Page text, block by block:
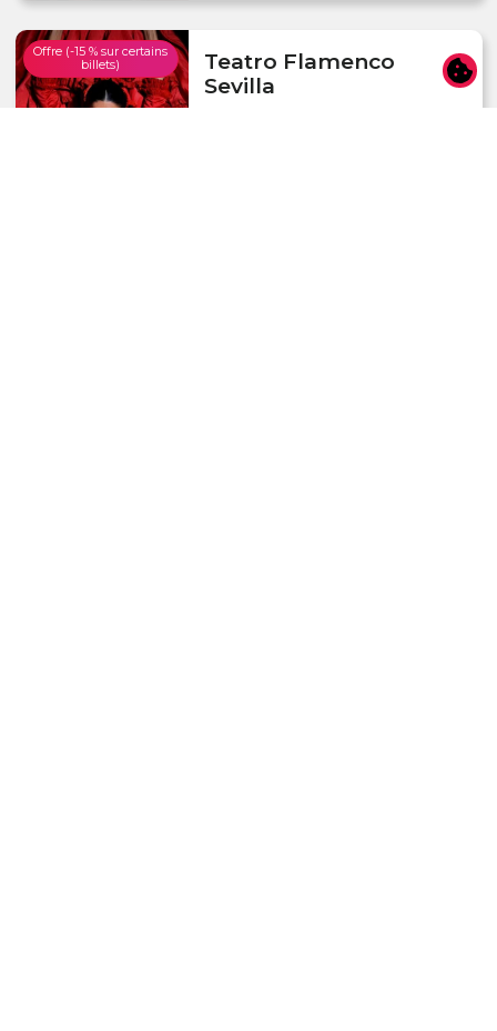
Offre (-15 % sur certains
billets)
Teatro Flamenco
Sevilla